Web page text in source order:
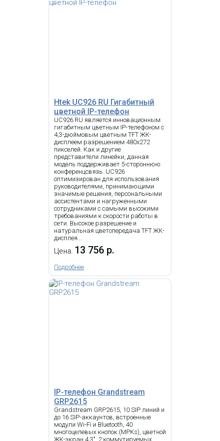
-
IP-телефон Grandstream
GRP2670 с б/п
Цена:
IP Телефон Snom D150RU
Snom D150RU - IP телефон, 2
линии, 2 порта Ethernet,
Поддержка PoE, HD звук, RJ9, PoE,
USB
среду, сочетая в себе новейшие
технологии и лучшее качество
передачи голоса по
непревзойденной цене. Цветной
дисплей с высоким разрешением
предлагает гибкое решение для
маркировки SmartLabel для 4
Htek UC926 RU Гигабитный
цветной IP-телефон
UC926 RU является инновационным
гигабитным цветным IP-телефоном с
4,3-дюймовым цветным TFT ЖК-
дисплеем разрешением 480x272
пикселей. Как и другие
представители линейки, данная
модель поддерживает 5-стороннюю
конференцсвязь. UC926
оптимизирован для использования
руководителями, принимающими
значимые решения, персональными
ассистентами и нагруженными
сотрудниками с самыми высокими
требованиями к скорости работы в
сети. Высокое разрешение и
натуральная цветопередача TFT ЖК-
дисплея...
Цена: 13 756 р.
Подробнее
IP-телефон Grandstream
GRP2615
Grandstream GRP2615, 10 SIP линий и
до 16 SIP-аккаунтов, встроенные
модули Wi-Fi и Bluetooth, 40
многоцелевых кнопок (MPKs), цветной
ЖК-экран 4,3", 2 коммутируемых